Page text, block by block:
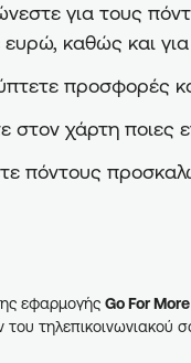
για τους
καθώς και
προσφορές
στον χάρτη ποιες
πόντους
εφαρμογής Go For More
τηλεπικοινωνιακού